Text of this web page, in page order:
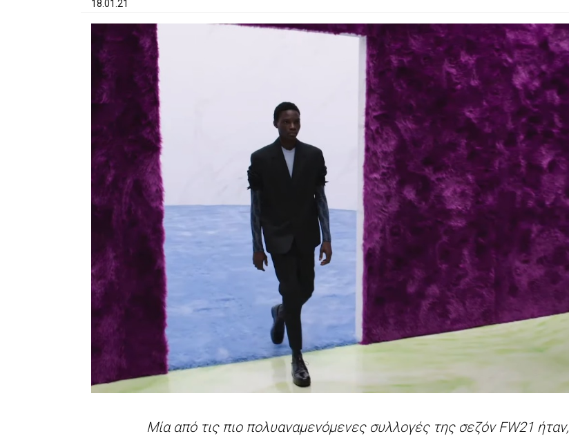
18.01.21
Μία από τις πιο πολυαναμενόμενες συλλογές της σεζόν FW21 ήταν,